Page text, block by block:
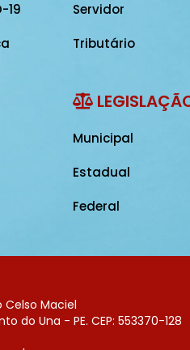
19
Servidor
Tributário
Municipal
Estadual
Federal
Celso Maciel
do Una - PE. CEP: 553370-128